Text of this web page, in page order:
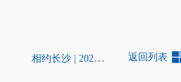
相约长沙 | 2023工业药剂技术百城行-长沙站 返回列表